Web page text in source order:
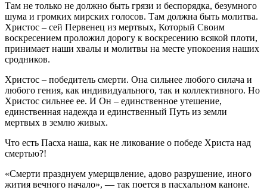
Там не только не должно быть грязи и беспорядка, безумного
шума и громких мирских голосов. Там должна быть молитва.
Христос – сей Первенец из мертвых, Который Своим
воскресением проложил дорогу к воскресению всякой плоти,
принимает наши хвалы и молитвы на месте упокоения наших
сродников.
Христос – победитель смерти. Она сильнее любого силача и
любого гения, как индивидуального, так и коллективного. Но
Христос сильнее ее. И Он – единственное утешение,
единственная надежда и единственный Путь из земли
мертвых в землю живых.
Что есть Пасха наша, как не ликование о победе Христа над
смертью?!
«Смерти празднуем умерщвление, адово разрушение, иного
жития вечного начало», — так поется в пасхальном каноне.